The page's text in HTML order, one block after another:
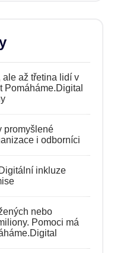
až třetina lidí v
Pomáháme.Digital
promyšlené
i odborníci
inkluze
nebo
Pomoci má